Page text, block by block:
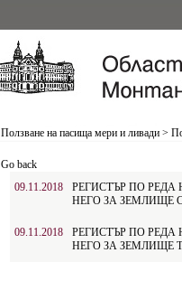
Ползване на пасища мери и ливади >
Go back
09.11.2018
РЕГИСТЪР ПО РЕДА
НЕГО ЗА ЗЕМЛИЩЕ
09.11.2018
РЕГИСТЪР ПО РЕДА
НЕГО ЗА ЗЕМЛИЩЕ